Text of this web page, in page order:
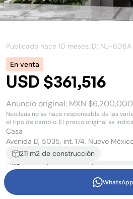
Publicado hace 10 meses.ID: NJ-6D8A
En venta
USD $361,516
Anuncio original: MXN $6,200,000
NeoJaus no se hace responsable de las
el tipo de cambio. El precio original se
Casa
Avenida D, 5035, int. 174, Nuevo
211 m2 de construcción
232 m2 (18.19m x7.5m)de terreno
medio baño 2
3pisos
WhatsApp